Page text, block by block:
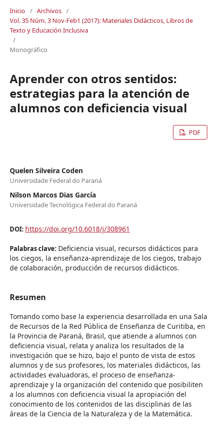
Inicio / Archivos /
Vol. 35 Núm. 3 Nov-Feb1 (2017): Materiales Didácticos, Libros de
Texto y Educación Inclusiva
/
Monográfico
Aprender con otros sentidos:
estrategias para la atención de
alumnos con deficiencia visual
PDF
Quelen Silveira Coden
Universidade Federal do Paraná
Nilson Marcos Dias García
Universidade Tecnológica Federal do Paraná
DOI: https://doi.org/10.6018/j/308961
Palabras clave: Deficiencia visual, recursos didácticos para
los ciegos, la enseñanza-aprendizaje de los ciegos, trabajo
de colaboración, producción de recursos didácticos.
Resumen
Tomando como base la experiencia desarrollada en una Sala
de Recursos de la Red Pública de Enseñanza de Curitiba, en
la Provincia de Paraná, Brasil, que atiende a alumnos con
deficiencia visual, relata y analiza los resultados de la
investigación que se hizo, bajo el punto de vista de estos
alumnos y de sus profesores, los materiales didácticos, las
actividades evaluadoras, el proceso de enseñanza-
aprendizaje y la organización del contenido que posibiliten
a los alumnos con deficiencia visual la apropiación del
conocimiento de los contenidos de las disciplinas de las
áreas de la Ciencia de la Naturaleza y de la Matemática.